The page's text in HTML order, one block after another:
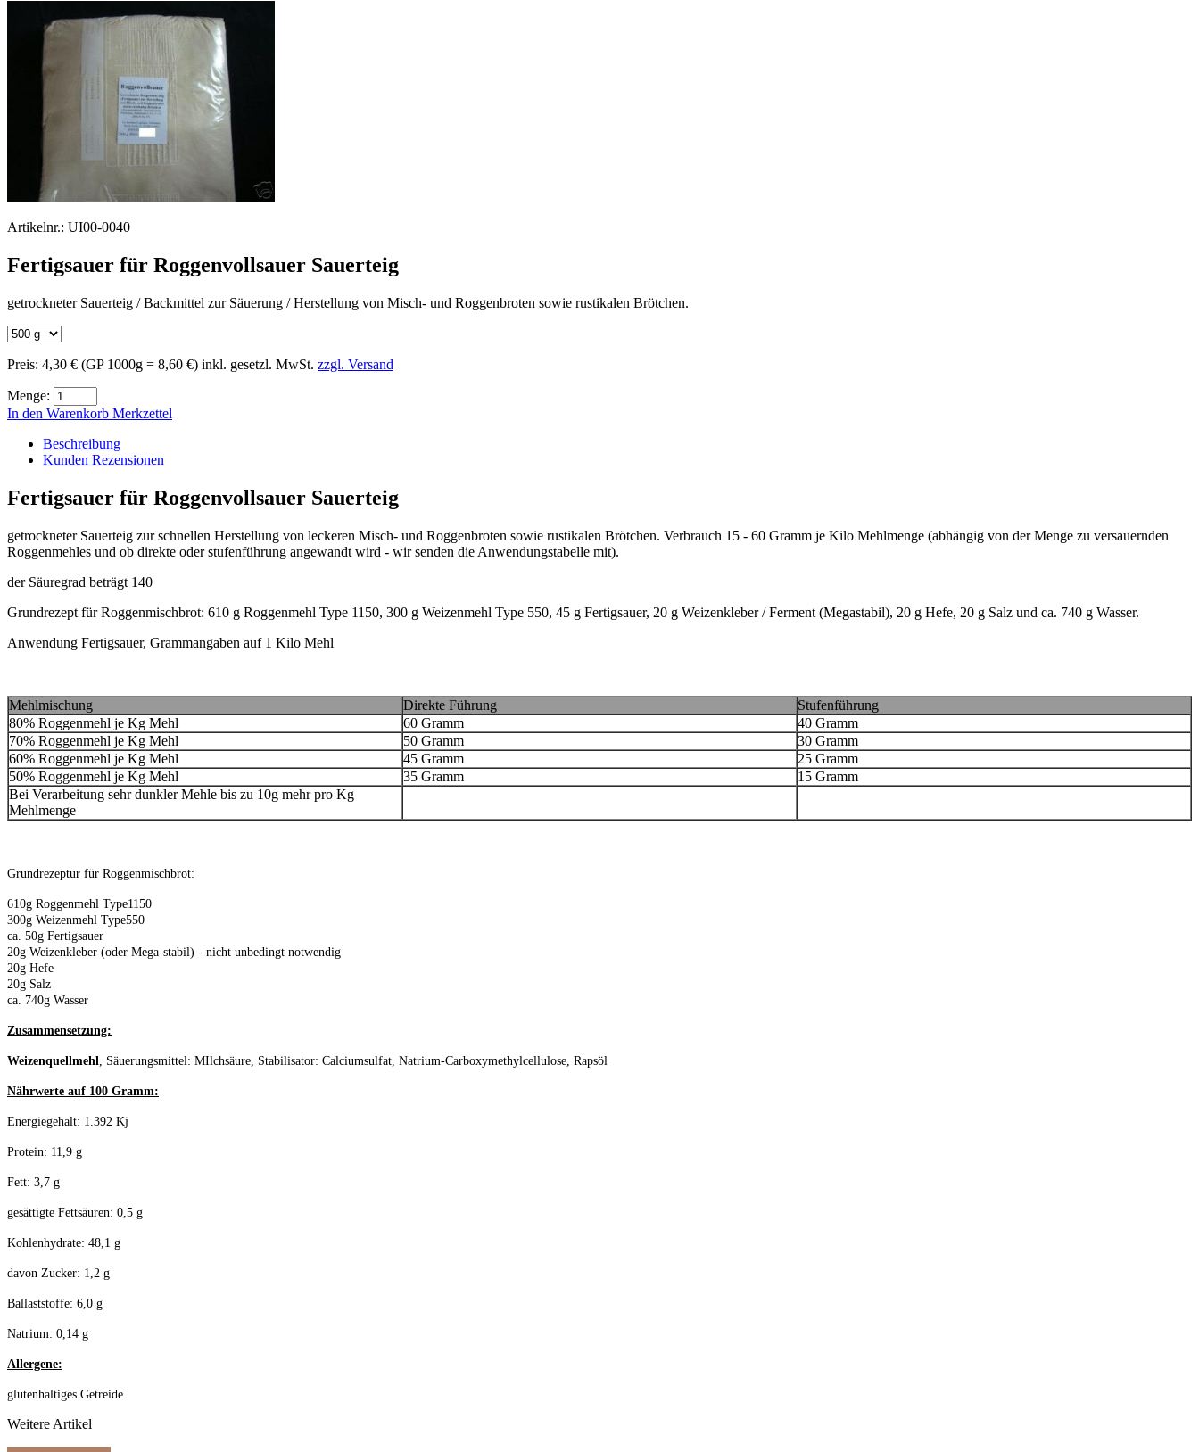
Artikelnr.: UI00-0040
Fertigsauer für Roggenvollsauer Sauerteig
getrockneter Sauerteig / Backmittel zur Säuerung / Herstellung von Misch- und Roggenbroten sowie rustikalen Brötchen.
Preis: 4,30 € (GP 1000g = 8,60 €) inkl. gesetzl. MwSt. zzgl. Versand
Menge:
In den Warenkorb Merkzettel
Beschreibung
Kunden Rezensionen
Fertigsauer für Roggenvollsauer Sauerteig
getrockneter Sauerteig zur schnellen Herstellung von leckeren Misch- und Roggenbroten sowie rustikalen Brötchen. Verbrauch 15 - 60 Gramm je Kilo Mehlmenge (abhängig von der Menge zu versauernden
Roggenmehles und ob direkte oder stufenführung angewandt wird - wir senden die Anwendungstabelle mit).
der Säuregrad beträgt 140
Grundrezept für Roggenmischbrot: 610 g Roggenmehl Type 1150, 300 g Weizenmehl Type 550, 45 g Fertigsauer, 20 g Weizenkleber / Ferment (Megastabil), 20 g Hefe, 20 g Salz und ca. 740 g Wasser.
Anwendung Fertigsauer, Grammangaben auf 1 Kilo Mehl
Mehlmischung Direkte Führung
Stufenführung
80% Roggenmehl je Kg Mehl
60 Gramm
40 Gramm
70% Roggenmehl je Kg Mehl
50 Gramm
30 Gramm
60% Roggenmehl je Kg Mehl
45 Gramm
25 Gramm
50% Roggenmehl je Kg Mehl
35 Gramm
15 Gramm
Bei Verarbeitung sehr dunkler Mehle bis zu 10g mehr pro Kg
Mehlmenge
Grundrezeptur für Roggenmischbrot:
610g Roggenmehl Type1150
300g Weizenmehl Type550
ca. 50g Fertigsauer
20g Weizenkleber (oder Mega-stabil) - nicht unbedingt notwendig
20g Hefe
20g Salz
ca. 740g Wasser
Zusammensetzung:
Weizenquellmehl , Säuerungsmittel: MIlchsäure, Stabilisator: Calciumsulfat, Natrium-Carboxymethylcellulose, Rapsöl
Nährwerte auf 100 Gramm:
Energiegehalt: 1.392 Kj
Protein: 11,9 g
Fett: 3,7 g
gesättigte Fettsäuren: 0,5 g
Kohlenhydrate: 48,1 g
davon Zucker: 1,2 g
Ballaststoffe: 6,0 g
Natrium: 0,14 g
Allergene:
glutenhaltiges Getreide
Weitere Artikel